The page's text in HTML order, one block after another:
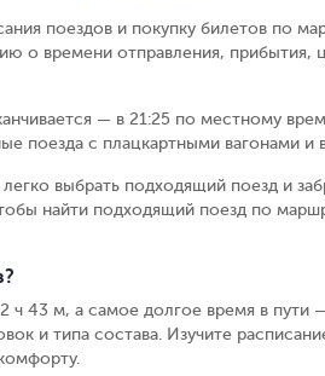
поездов и покупку билетов по
о времени отправления, прибытия,
— в 21:25 по местному
поезда с плацкартными вагонами и
выбрать подходящий поезд и
найти подходящий поезд по
ч 43 м, а самое долгое время в пути
и типа состава. Изучите